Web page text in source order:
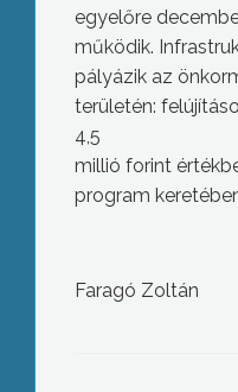
egyelőre
működik.
pályázik az
területén:
4,5
millió forint
program
Faragó Zoltán